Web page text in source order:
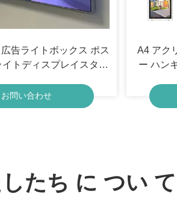
告ライトボックス ポス
トディスプレイスタン
お問い合わせ
A4 アク
ー ハン
たち に つい て